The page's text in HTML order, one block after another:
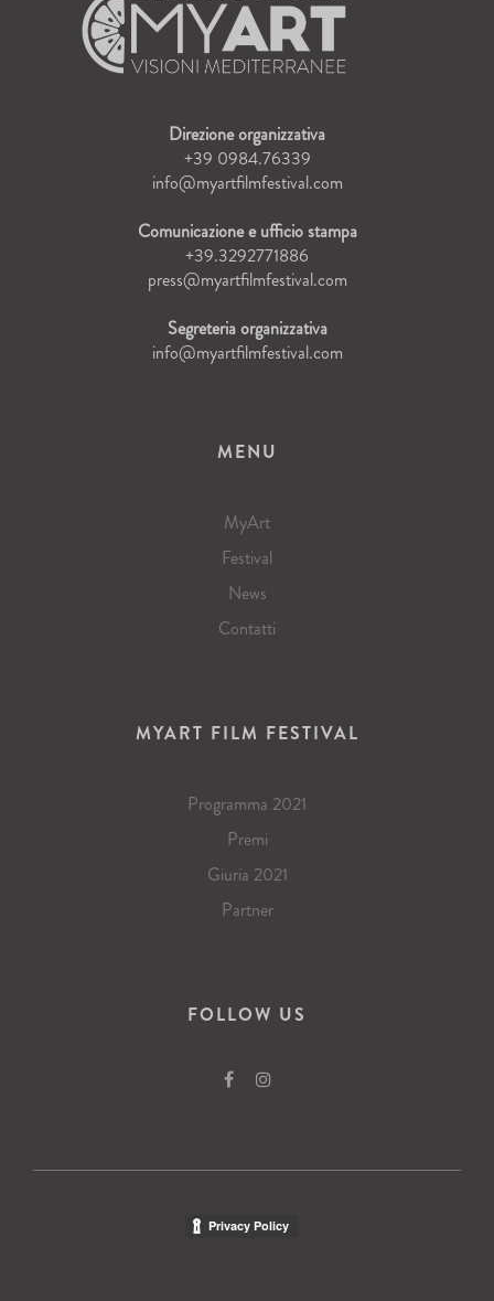
Direzione organizzativa
+39 0984.76339
info@myartfilmfestival.com
Comunicazione e ufficio stampa
+39.3292771886
press@myartfilmfestival.com
Segreteria organizzativa
info@myartfilmfestival.com
MENU
MyArt
Festival
News
Contatti
MYART FILM FESTIVAL
Programma 2021
Premi
Giuria 2021
Partner
FOLLOW US